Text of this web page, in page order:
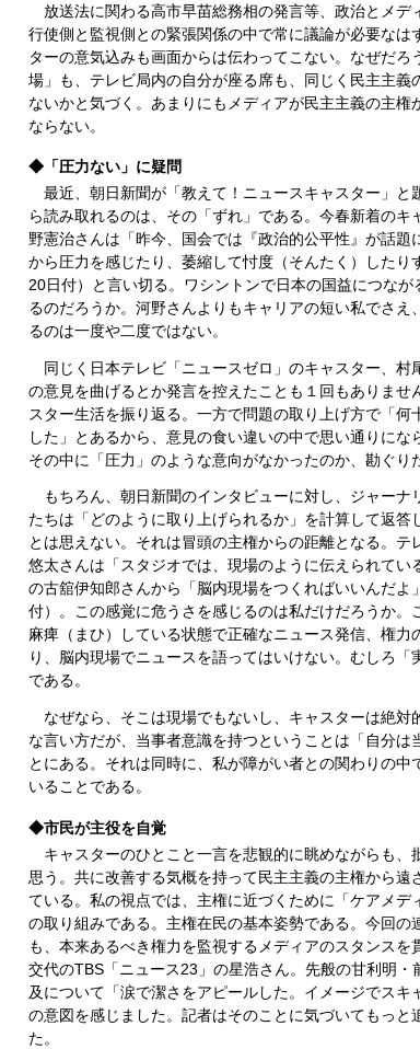
放送法に関わる高市早苗総務相の発言等、政治とメ
行使側と監視側との緊張関係の中で常に議論が必要なは
ターの意気込みも画面からは伝わってこない。なぜだろ
場」も、テレビ局内の自分が座る席も、同じく民主主義
ないかと気づく。あまりにもメディアが民主主義の主権
ならない。
◆「圧力ない」に疑問
最近、朝日新聞が「教えて！ニュースキャスター」
ら読み取れるのは、その「ずれ」である。今春新着の
野憲治さんは「昨今、国会では『政治的公平性』が話
から圧力を感じたり、萎縮して忖度（そんたく）したり
20日付）と言い切る。ワシントンで日本の国益につな
るのだろうか。河野さんよりもキャリアの短い私でさ
るのは一度や二度ではない。
同じく日本テレビ「ニュースゼロ」のキャスター、村
の意見を曲げるとか発言を控えたことも１回もありませ
スター生活を振り返る。一方で問題の取り上げ方で「何
した」とあるから、意見の食い違いの中で思い通りにな
その中に「圧力」のような意向がなかったのか、勘ぐり
もちろん、朝日新聞のインタビューに対し、ジャー
たちは「どのように取り上げられるか」を計算して返答
とは思えない。それは冒頭の主権からの距離となる。テ
悠太さんは「スタジオでは、現場のように伝えられて
の古舘伊知郎さんから「脳内現場をつくればいいんだよ
付）。この感覚に危うさを感じるのは私だけだろうか。
麻痺（まひ）している状態で正確なニュース発信、権力
り、脳内現場でニュースを語ってはいけない。むしろ
である。
なぜなら、そこは現場でもないし、キャスターは絶対
な言い方だが、当事者意識を持つということは「自分は
とにある。それは同時に、私が障がい者との関わりの
いることである。
◆市民が主役を自覚
キャスターのひとこと一言を悲観的に眺めながらも、
思う。共に改善する気概を持って民主主義の主権から遠
ている。私の視点では、主権に近づくために「ケアメデ
の取り組みである。主権在民の基本姿勢である。今回の
も、本来あるべき権力を監視するメディアのスタンスを
交代のTBS「ニュース23」の星浩さん。先般の甘利明・
及について「涙で潔さをアピールした。イメージでスキ
の意図を感じました。記者はそのことに気づいてもっと
た。